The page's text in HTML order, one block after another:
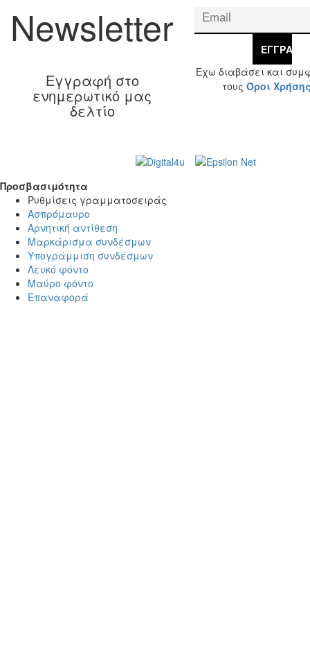
Newsletter
Εγγραφή στο
ενημερωτικό μας
δελτίο
ΕΓΓΡΑΦΉ
Έχω διαβάσει και
τους Όροι
Προσβασιμότητα
Προσβασιμότητα
Ρυθμίσεις γραμματοσειράς
Ασπρόμαυρο
Αρνητική αντίθεση
Μαρκάρισμα συνδέσμων
Υπογράμμιση συνδέσμων
Λευκό φόντο
Μαύρο φόντο
Επαναφορά